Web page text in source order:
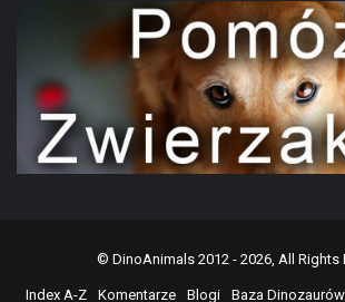
© DinoAnimals2012 - 2026, All Rights
Index A-Z Komentarze Blogi Baza Dinozaurów